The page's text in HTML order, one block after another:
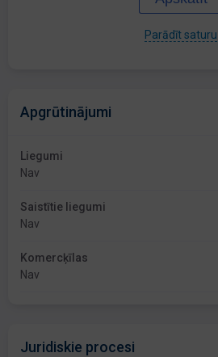
Parādīt saturu
Apgrūtinājumi
Liegumi
Nav
Saistītie liegumi
Nav
Komercķīlas
Nav
Juridiskie procesi